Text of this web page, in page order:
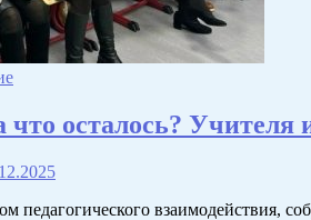
осталось?
педагогического взаимодействия,